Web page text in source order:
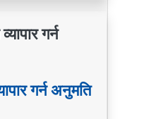
गर्न अनुमति